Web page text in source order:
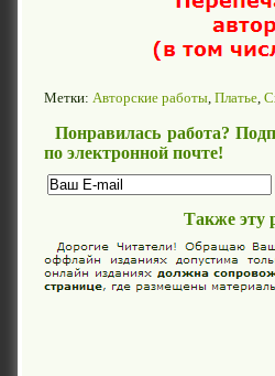
Метки: Авторские работы Платье
Понравилась работа?
по электронной почте!
Также эту